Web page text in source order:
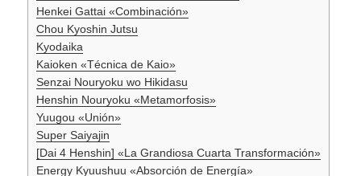
Henkei Gattai «Combinación»
Chou Kyoshin Jutsu
Kyodaika
Kaioken «Técnica de Kaio»
Senzai Nouryoku wo Hikidasu
Henshin Nouryoku «Metamorfosis»
Yuugou «Unión»
Super Saiyajin
[Dai 4 Henshin] «La Grandiosa Cuarta Transformación»
Energy Kyuushuu «Absorción de Energía»